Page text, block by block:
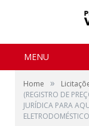
MENU
Home »
(REGISTRO DE
JURÍDICA PARA